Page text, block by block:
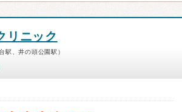
リニック
駅、井の頭公園駅）